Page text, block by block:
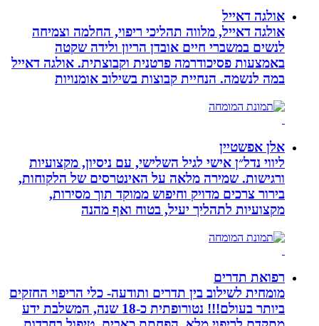
אולגה דאייל
אולגה דאייל, מלווה תהליכי ריפוי, החלמה וצמיחה
לנשים במשברי חיים אובדן הריון ולידה שקטה
באמצעות פסיכודרמה פרטנית וקבוצתית. אולגה דאייל
במה לנשמה. ‏הנחיית קבוצות בשילוב אומנויות‏
אלן אפשטיין
ליווי נדל״ן אישי לגיל השלישי, עם ניסיון, מקצועיות
ורגישות. שמירה מלאה על האינטרסים של הלקוחות,
בירור צרכים מדויק וחיפוש ממוקד תוך מסירות,
מקצועיות לתהליך יעיל, בטוח ואף מהנה
רפואת תדרים
מומחית לשילוב בין תדרים ותודעה- כלי הריפוי החזקים
ביותר בעולם!!! נטורופתית כ-18 שנה, המשלבת ידע